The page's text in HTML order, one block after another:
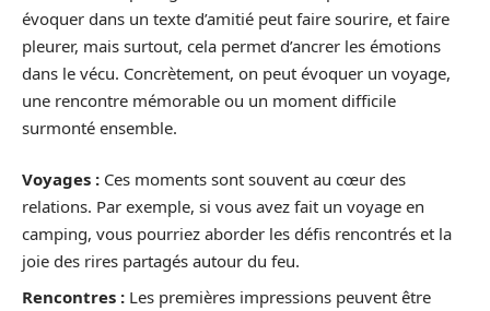
évoquer dans un texte d’amitié peut faire sourire, et faire
pleurer, mais surtout, cela permet d’ancrer les émotions
dans le vécu. Concrètement, on peut évoquer un voyage,
une rencontre mémorable ou un moment difficile
surmonté ensemble.
Voyages : Ces moments sont souvent au cœur des
relations. Par exemple, si vous avez fait un voyage en
camping, vous pourriez aborder les défis rencontrés et la
joie des rires partagés autour du feu.
Rencontres : Les premières impressions peuvent être